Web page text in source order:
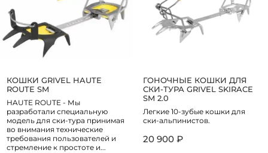
КОШКИ GRIVEL HAUTE
ROUTE SM
HAUTE ROUTE - Мы
разработали специальную
модель для ски-тура принимая
во внимания технические
требования пользователей и
стремление к простоте и...
ГОНОЧНЫЕ КОШКИ ДЛЯ
СКИ-ТУРА GRIVEL SKIRACE
SM 2.0
Легкие 10-зубые кошки для
ски-альпинистов.
20 900 ₽